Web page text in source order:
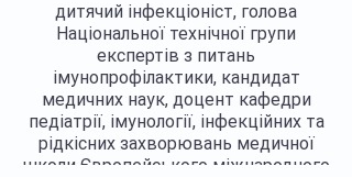
дитячий інфекціоніст, голова
Національної технічної групи
експертів з питань
імунопрофілактики, кандидат
медичних наук, доцент кафедри
педіатрії, імунології, інфекційних та
рідкісних захворювань медичної
школи Європейського міжнародного